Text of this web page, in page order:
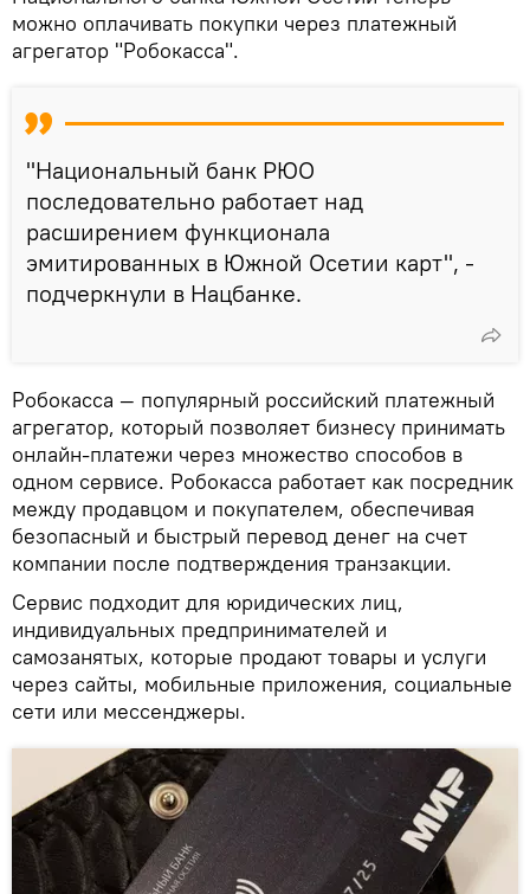
можно оплачивать покупки через платежный
агрегатор "Робокасса".
"Национальный банк РЮО
последовательно работает над
расширением функционала
эмитированных в Южной Осетии карт", -
подчеркнули в Нацбанке.
Робокасса — популярный российский платежный
агрегатор, который позволяет бизнесу принимать
онлайн-платежи через множество способов в
одном сервисе. Робокасса работает как посредник
между продавцом и покупателем, обеспечивая
безопасный и быстрый перевод денег на счет
компании после подтверждения транзакции.
Сервис подходит для юридических лиц,
индивидуальных предпринимателей и
самозанятых, которые продают товары и услуги
через сайты, мобильные приложения, социальные
сети или мессенджеры.